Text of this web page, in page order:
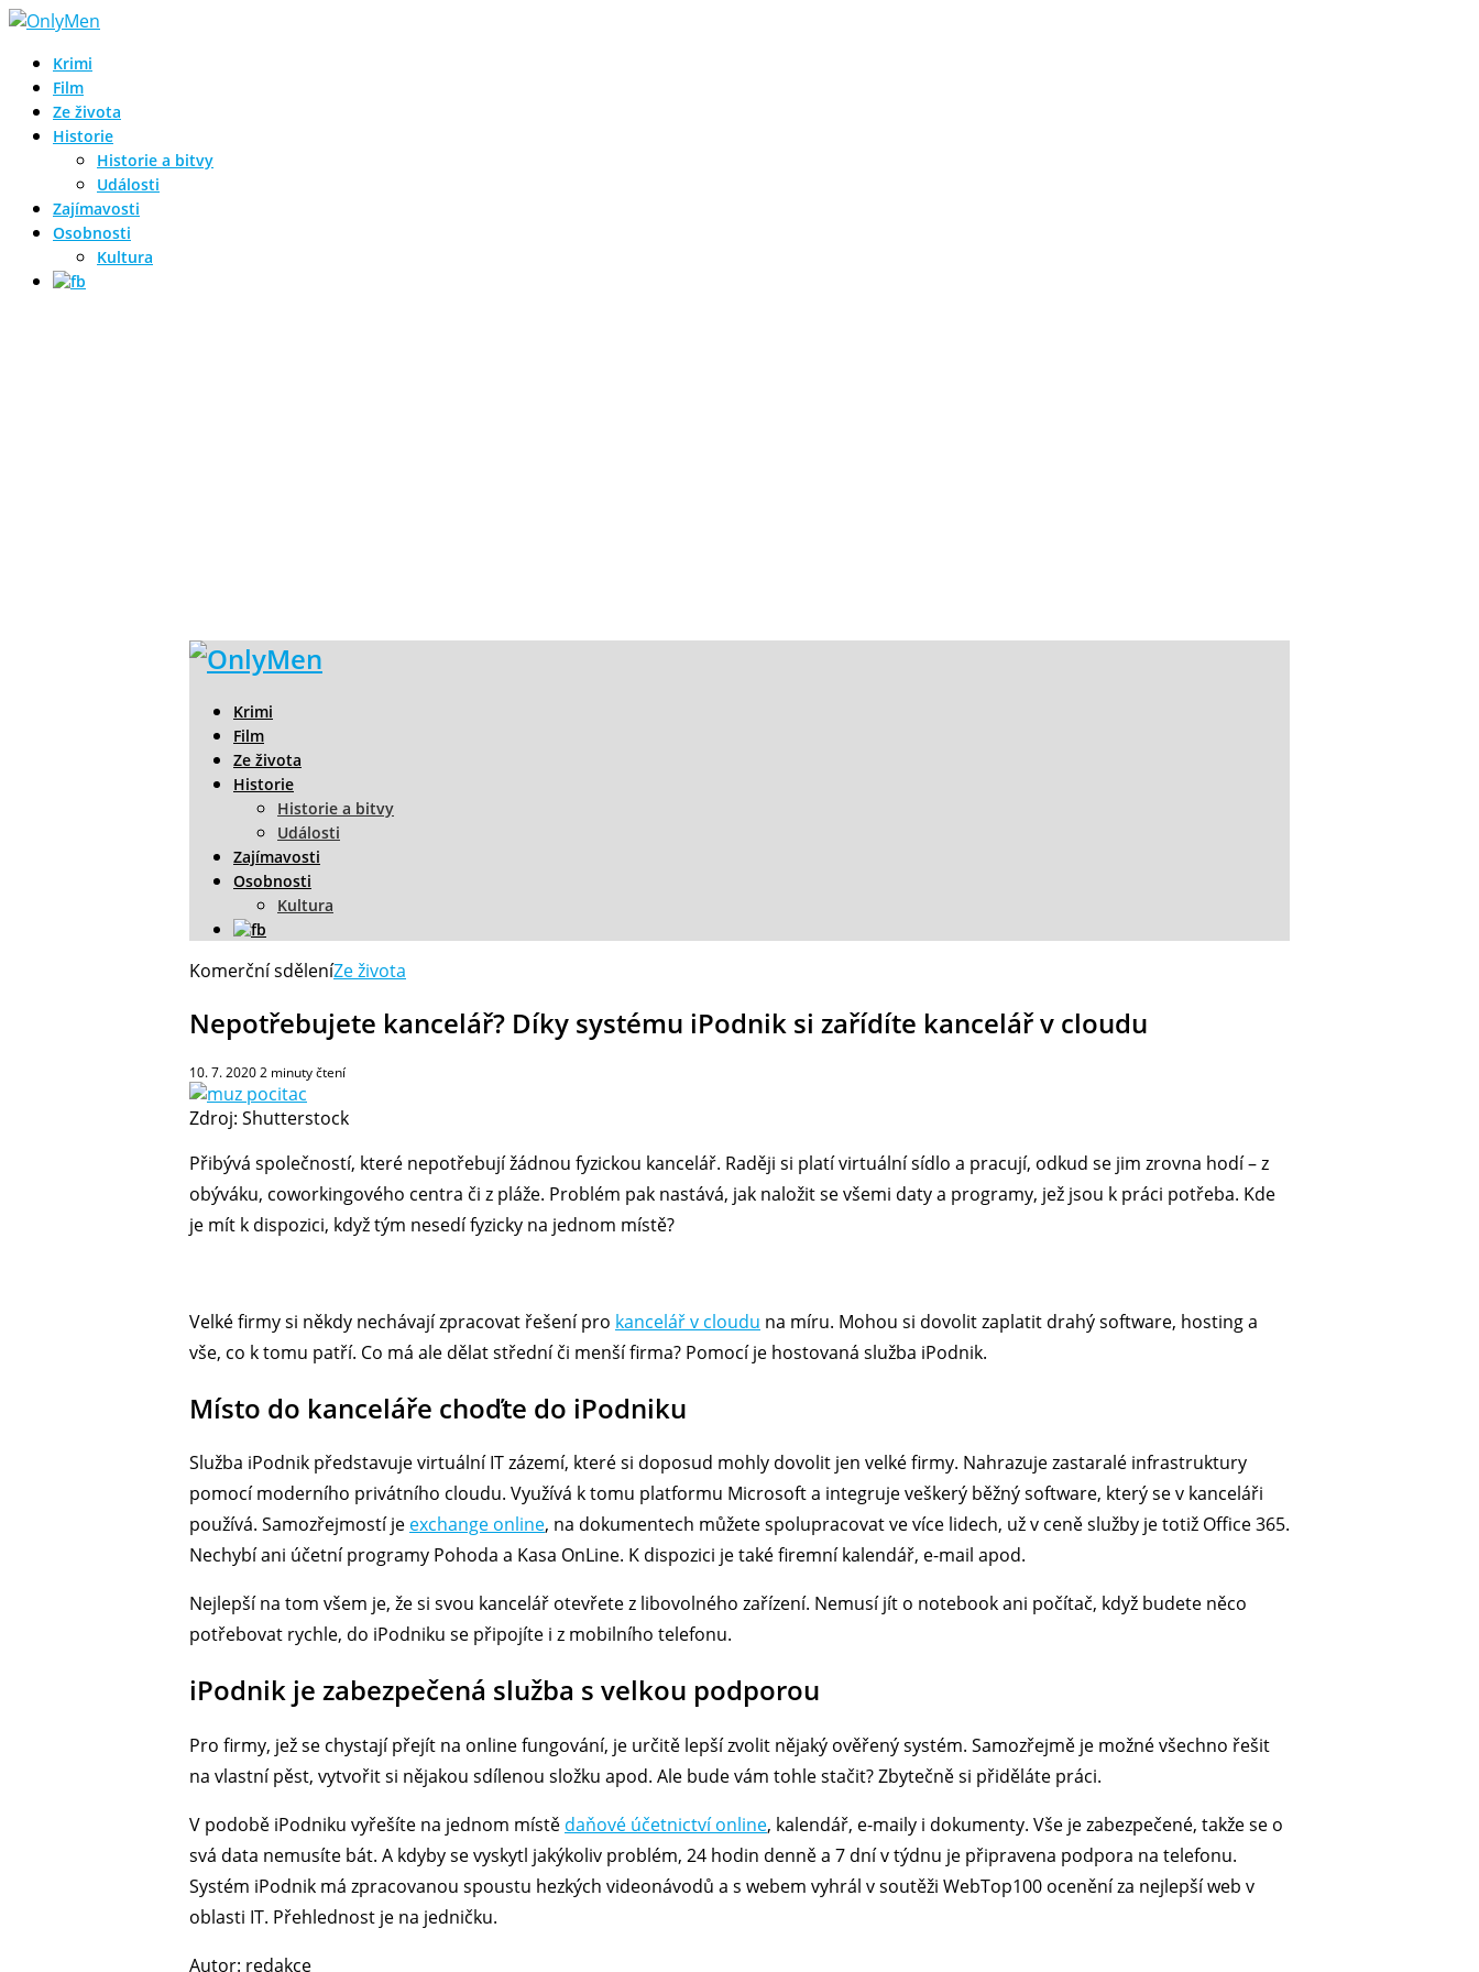
Krimi
Film
Ze života
Historie
Historie a bitvy
Události
Zajímavosti
Osobnosti
Kultura
Krimi
Film
Ze života
Historie
Historie a bitvy
Události
Zajímavosti
Osobnosti
Kultura
Komerční sděleníZe života
Nepotřebujete kancelář? Díky systému iPodnik si zařídíte kancelář v cloudu
10. 7. 20202 minuty čtení
Zdroj: Shutterstock
Přibývá společností, které nepotřebují žádnou fyzickou kancelář. Raději si platí virtuální sídlo a pracují, odkud se jim zrovna hodí – z
obýváku, coworkingového centra či z pláže. Problém pak nastává, jak naložit se všemi daty a programy, jež jsou k práci potřeba. Kde
je mít k dispozici, když tým nesedí fyzicky na jednom místě?
Velké firmy si někdy nechávají zpracovat řešení pro kancelář v cloudu na míru. Mohou si dovolit zaplatit drahý software, hosting a
vše, co k tomu patří. Co má ale dělat střední či menší firma? Pomocí je hostovaná služba iPodnik.
Místo do kanceláře choďte do iPodniku
Služba iPodnik představuje virtuální IT zázemí, které si doposud mohly dovolit jen velké firmy. Nahrazuje zastaralé infrastruktury
pomocí moderního privátního cloudu. Využívá k tomu platformu Microsoft a integruje veškerý běžný software, který se v kanceláři
používá. Samozřejmostí je exchange online, na dokumentech můžete spolupracovat ve více lidech, už v ceně služby je totiž Office 365.
Nechybí ani účetní programy Pohoda a Kasa OnLine. K dispozici je také firemní kalendář, e-mail apod.
Nejlepší na tom všem je, že si svou kancelář otevřete z libovolného zařízení. Nemusí jít o notebook ani počítač, když budete něco
potřebovat rychle, do iPodniku se připojíte i z mobilního telefonu.
iPodnik je zabezpečená služba s velkou podporou
Pro firmy, jež se chystají přejít na online fungování, je určitě lepší zvolit nějaký ověřený systém. Samozřejmě je možné všechno řešit
na vlastní pěst, vytvořit si nějakou sdílenou složku apod. Ale bude vám tohle stačit? Zbytečně si přiděláte práci.
V podobě iPodniku vyřešíte na jednom místě daňové účetnictví online, kalendář, e-maily i dokumenty. Vše je zabezpečené, takže se o
svá data nemusíte bát. A kdyby se vyskytl jakýkoliv problém, 24 hodin denně a 7 dní v týdnu je připravena podpora na telefonu.
Systém iPodnik má zpracovanou spoustu hezkých videonávodů a s webem vyhrál v soutěži WebTop100 ocenění za nejlepší web v
oblasti IT. Přehlednost je na jedničku.
Autor: redakce